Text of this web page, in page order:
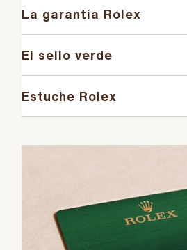
La garantía Rolex
El sello verde
Estuche Rolex